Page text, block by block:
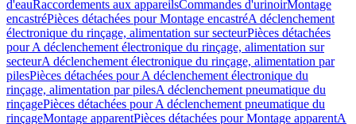
d'eauRaccordements aux appareilsCommandes d'urinoirMontage
encastréPièces détachées pour Montage encastréA déclenchement
électronique du rinçage, alimentation sur secteurPièces détachées
pour A déclenchement électronique du rinçage, alimentation sur
secteurA déclenchement électronique du rinçage, alimentation par
pilesPièces détachées pour A déclenchement électronique du
rinçage, alimentation par pilesA déclenchement pneumatique du
rinçagePièces détachées pour A déclenchement pneumatique du
rinçageMontage apparentPièces détachées pour Montage apparentA